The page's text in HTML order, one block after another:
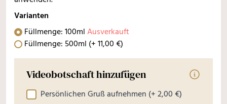
Varianten
Füllmenge: 100mlAusverkauft
Füllmenge: 500ml (+11,00€)
Videobotschaft hinzufügen
Persönlichen Gruß aufnehmen (+ 2,00 €)